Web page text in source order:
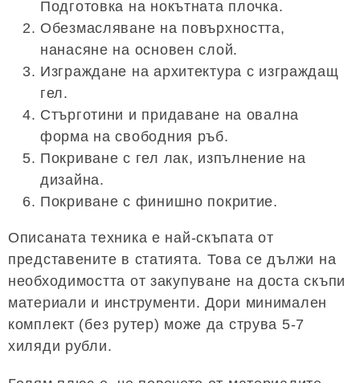
Подготовка на нокътната плочка.
Обезмасляване на повърхността,
нанасяне на основен слой.
Изграждане на архитектура с изграждащ
гел.
Стърготини и придаване на овална
форма на свободния ръб.
Покриване с гел лак, изпълнение на
дизайна.
Покриване с финишно покритие.
Описаната техника е най-скъпата от
представените в статията. Това се дължи на
необходимостта от закупуване на доста скъпи
материали и инструменти. Дори минимален
комплект (без рутер) може да струва 5-7
хиляди рубли.